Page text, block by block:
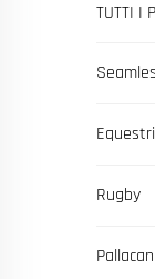
TUTTI I
Rugby